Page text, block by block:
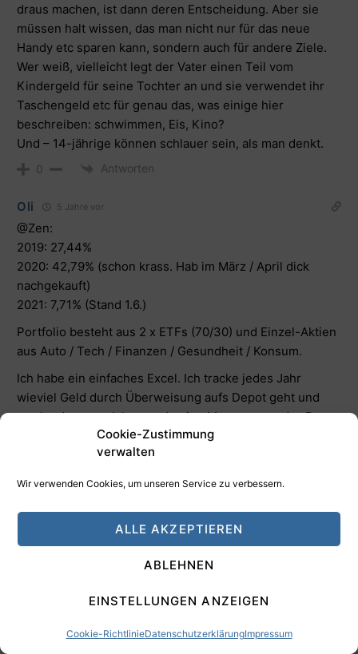
Cookie-Zustimmung
verwalten
Wir verwenden Cookies, um unseren Service zu verbessern.
ALLE AKZEPTIEREN
ABLEHNEN
EINSTELLUNGEN ANZEIGEN
Cookie-RichtlinieDatenschutzerklärungImpressum
draus machen, ist dann deren Entscheidung. Aber sie
müssen halt wissen, das man nicht nur für das neue
Handy etc sparen kann, sondern auch für andere Ziele.
Wer weiß, vielleicht legt der Vater einen Teil vom
Kindergeld für seine Tochter an und sie verwendet ihr
Taschengeld etc für genau das, was einige hier
beschreiben: schwimmen, Eis, Kino?
Und – 14-jährige können schlauer sein, als man denkt.
0 Antworten
Oli 5 Jahre vor
@Zen:
2019: 27,44%
2020: 42,79% (schon krass. Hab im März / April dick
nachgekauft)
2021: 7,71% (Stand 1.6.)
Portfolio besteht aus 2 x ETFs (70/30) und Einzel-Aktien
aus Auto / Tech / Finanzen / Gesundheit / Konsum.
Ich habe ein einfaches Excel. Ich tracke jedes Jahr
wieviel Geld durch Überweisung aufs Depot geht und
mache dann am Jahresende eine Messung wo das Depot
liegt. Die Differenz (meist positiv) ist die Rendite. Etwas
vereinfacht, weil ich damit so tue als hätte ich am
kein Geld mehr eingezahlt, aber mit dieser
Ungenauigkeit kann ich leben. Ist halt super easy.
Portfolio Manager habe ich mir mal angeschaut, aber
irgendwie war es mir doch zu anstrengend.
Also ich habe mir das Referat angesehen und kann voll